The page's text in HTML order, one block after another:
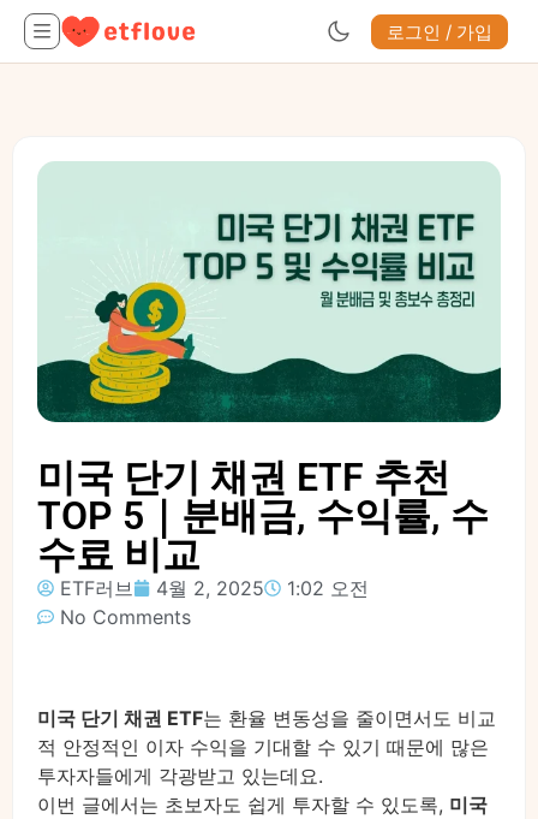
로그인 / 가입
미국 단기 채권 ETF 추천
TOP 5｜분배금, 수익률, 수
수료 비교
ETF러브 4월 2, 2025
1:02 오전
No Comments
미국 단기 채권 ETF는 환율 변동성을 줄이면서도 비교
적 안정적인 이자 수익을 기대할 수 있기 때문에 많은
투자자들에게 각광받고 있는데요.
이번 글에서는 초보자도 쉽게 투자할 수 있도록, 미국